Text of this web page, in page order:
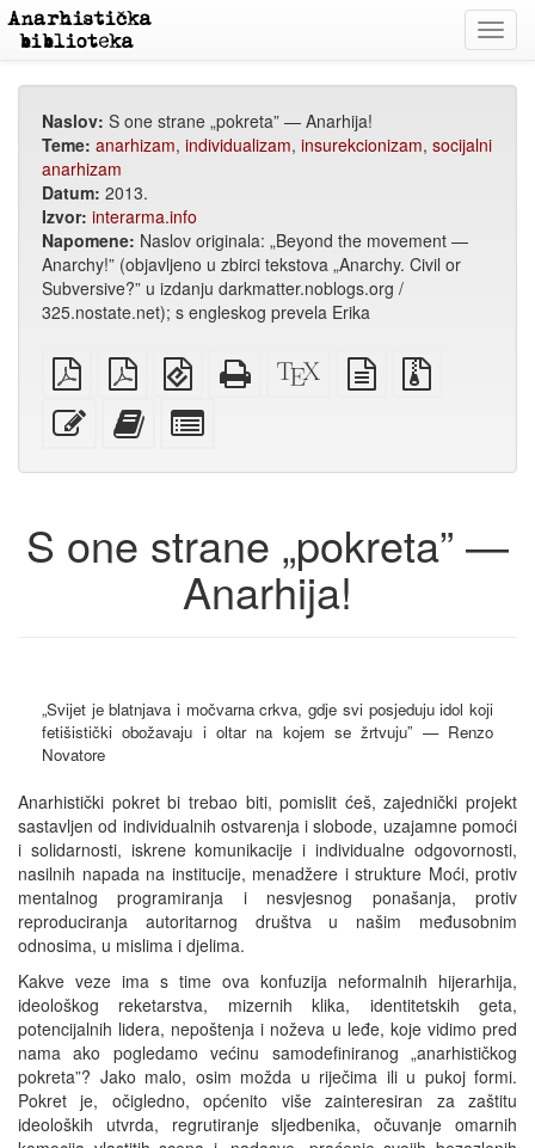
Naslov: S one strane „pokreta” — Anarhija!
Teme: anarhizam, individualizam, insurekcionizam, socijalni
anarhizam
Datum: 2013.
Izvor: interarma.info
Napomene: Naslov originala: „Beyond the movement —
Anarchy!” (objavljeno u zbirci tekstova „Anarchy. Civil or
Subversive?” u izdanju darkmatter.noblogs.org /
325.nostate.net); s engleskog prevela Erika
običan
PDF
A4
PDF
štampanje
EPUB
(za
mobilne
uređaje)
Potpuni
HTML
XeLaTex
izvor
izvor
Uredi
ovaj
Dodaj
ovaj
zbirci
za
S one strane „pokreta” —
Anarhija!
„Svijet je blatnjava i močvarna crkva, gdje svi posjeduju idol koji
fetišistički obožavaju i oltar na kojem se žrtvuju” — Renzo
Novatore
Anarhistički pokret bi trebao biti, pomislit ćeš, zajednički projekt
sastavljen od individualnih ostvarenja i slobode, uzajamne pomoći
i solidarnosti, iskrene komunikacije i individualne odgovornosti,
nasilnih napada na institucije, menadžere i strukture Moći, protiv
mentalnog programiranja i nesvjesnog ponašanja, protiv
reproduciranja autoritarnog društva u našim međusobnim
odnosima, u mislima i djelima.
Kakve veze ima s time ova konfuzija neformalnih hijerarhija,
ideološkog reketarstva, mizernih klika, identitetskih geta,
potencijalnih lidera, nepoštenja i noževa u leđe, koje vidimo pred
nama ako pogledamo većinu samodefiniranog „anarhističkog
pokreta”? Jako malo, osim možda u riječima ili u pukoj formi.
Pokret je, očigledno, općenito više zainteresiran za zaštitu
ideoloških utvrda, regrutiranje sljedbenika, očuvanje omarnih